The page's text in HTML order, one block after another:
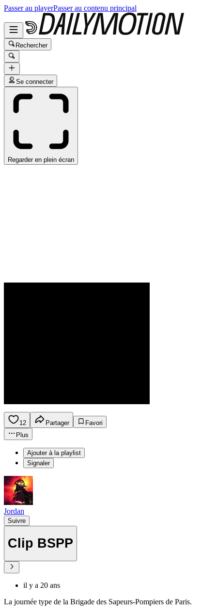
Passer au playerPasser au contenu principal
Rechercher
Se connecter
Regarder en plein écran
12 Partager
Favori
Plus
Ajouter à la playlist
Signaler
Jordan
Suivre
Clip BSPP
il y a 20 ans
La journée type de la Brigade des Sapeurs-Pompiers de Paris.